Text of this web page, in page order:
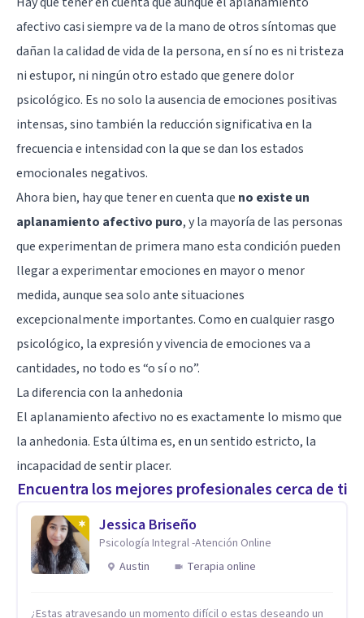
afectivo casi siempre va de la mano de otros síntomas que
dañan la calidad de vida de la persona, en sí no es ni tristeza
ni estupor, ni ningún otro estado que genere dolor
psicológico. Es no solo la ausencia de emociones positivas
intensas, sino también la reducción significativa en la
frecuencia e intensidad con la que se dan los estados
emocionales negativos.
Ahora bien, hay que tener en cuenta que no existe un
aplanamiento afectivo puro, y la mayoría de las personas
que experimentan de primera mano esta condición pueden
llegar a experimentar emociones en mayor o menor
medida, aunque sea solo ante situaciones
excepcionalmente importantes. Como en cualquier rasgo
psicológico, la expresión y vivencia de emociones va a
cantidades, no todo es “o sí o no”.
La diferencia con la anhedonia
El aplanamiento afectivo no es exactamente lo mismo que
la anhedonia. Esta última es, en un sentido estricto, la
incapacidad de sentir placer.
Encuentra los mejores profesionales cerca de ti
Jessica Briseño
Psicología Integral -Atención Online
Austin
Terapia online
¿Estas atravesando un momento difícil o estas deseando un